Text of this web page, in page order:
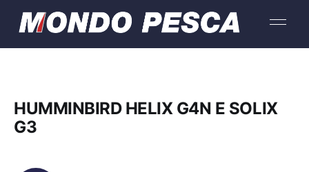
HUMMINBIRD HELIX G4N E SOLIX
G3